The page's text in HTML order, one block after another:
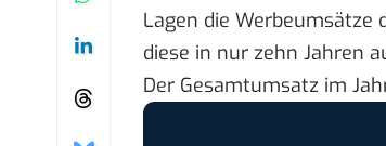
Lagen die Werbeumsätze
diese in nur zehn Jahren
Der Gesamtumsatz im